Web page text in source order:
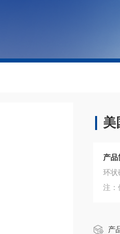
美
产品
环状
注：
产